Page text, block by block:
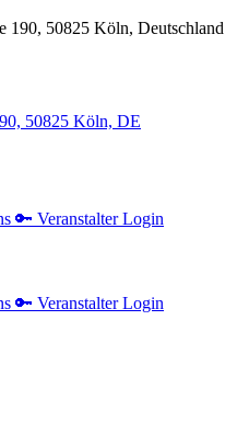
190, 50825 Köln, Deutschland
50825 Köln, DE
🔑 Veranstalter Login
🔑 Veranstalter Login